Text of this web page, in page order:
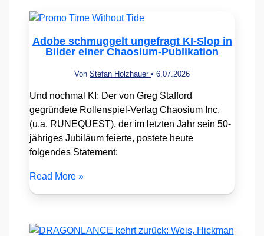
Adobe schmuggelt ungefragt KI-Slop in
Bilder einer Chaosium-Publikation
Von Stefan Holzhauer • 6.07.2026
Und nochmal KI: Der von Greg Stafford
gegründete Rollenspiel-Verlag Chaosium Inc.
(u.a. RUNEQUEST), der im letzten Jahr sein 50-
jähriges Jubiläum feierte, postete heute
folgendes Statement:
Read More »